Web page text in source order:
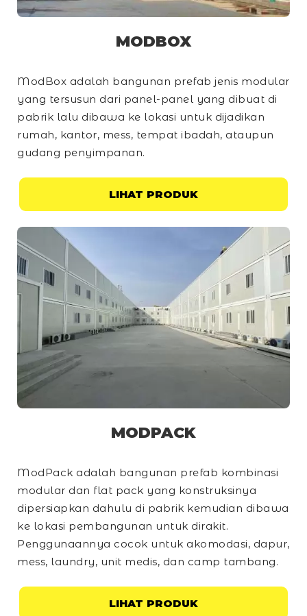
MODBOX
ModBox adalah bangunan prefab jenis modular
yang tersusun dari panel-panel yang dibuat di
pabrik lalu dibawa ke lokasi untuk dijadikan
rumah, kantor, mess, tempat ibadah, ataupun
gudang penyimpanan.
LIHAT PRODUK
MODPACK
ModPack adalah bangunan prefab kombinasi
modular dan flat pack yang konstruksinya
dipersiapkan dahulu di pabrik kemudian dibawa
ke lokasi pembangunan untuk dirakit.
Penggunaannya cocok untuk akomodasi, dapur,
mess, laundry, unit medis, dan camp tambang.
LIHAT PRODUK